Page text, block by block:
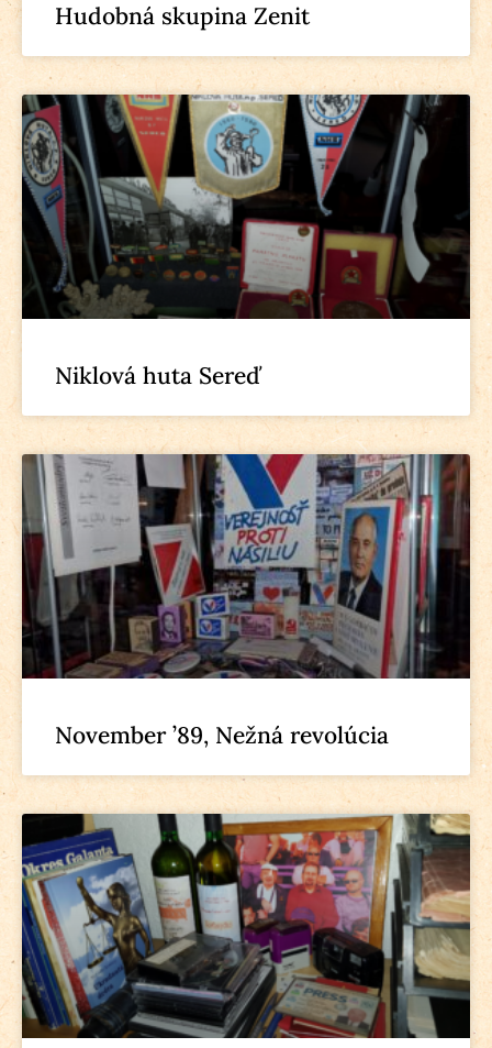
Hudobná skupina Zenit
Niklová huta Sereď
November ’89, Nežná revolúcia